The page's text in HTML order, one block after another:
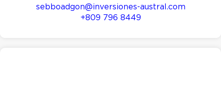
sebboadgon@inversiones-austral.com
+809 796 8449